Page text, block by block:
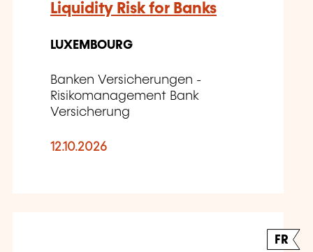
Liquidity Risk for Banks
LUXEMBOURG
Banken Versicherungen -
Risikomanagement Bank
Versicherung
12.10.2026
FR